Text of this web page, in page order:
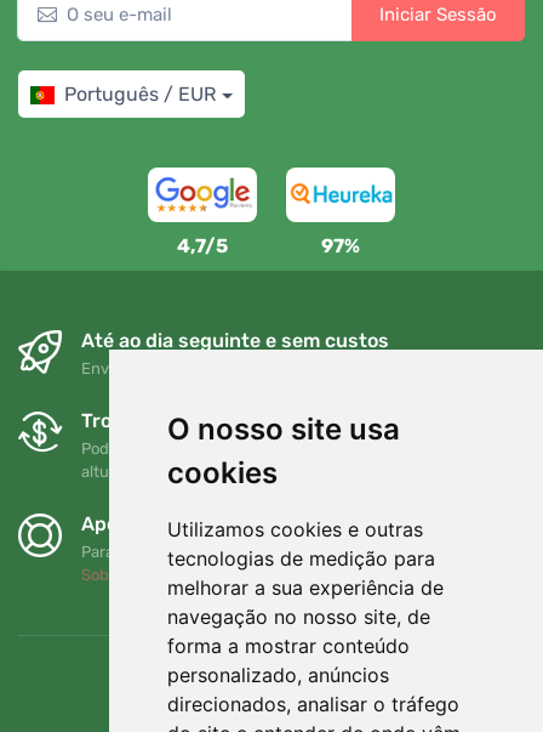
O nosso site usa
cookies
Utilizamos cookies e outras
tecnologias de medição para
melhorar a sua experiência de
navegação no nosso site, de
forma a mostrar conteúdo
personalizado, anúncios
direcionados, analisar o tráfego
Iniciar Sessão
Português / EUR
4,7/5 97%
Até ao dia seguinte e sem custos
Envio gratuito para encomendas superiores a 80 EUR
Trocas e devoluções gratuitas
Pode devolver ou trocar a sua encomenda em qualquer
altura no prazo de 90 dias
Apoiamos a Trees.org
Para cada encomenda plantamos uma árvore! Leia mais
Sobre nós